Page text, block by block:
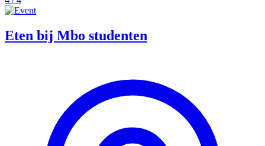
Eten bij Mbo studenten